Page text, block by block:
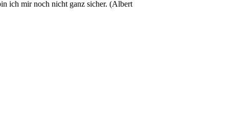
ich mir noch nicht ganz sicher. (Albert